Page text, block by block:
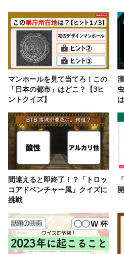
マンホールを見て当てろ！この
「日本の都市」はどこ？【3ヒ
ントクイズ】
間違えると即終了！？「トロッ
コアドベンチャー風」クイズに
挑戦